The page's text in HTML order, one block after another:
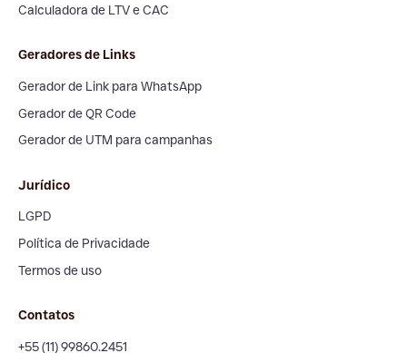
Calculadora de LTV e CAC
Geradores de Links
Gerador de Link para WhatsApp
Gerador de QR Code
Gerador de UTM para campanhas
Jurídico
LGPD
Política de Privacidade
Termos de uso
Contatos
+55 (11) 99860.2451